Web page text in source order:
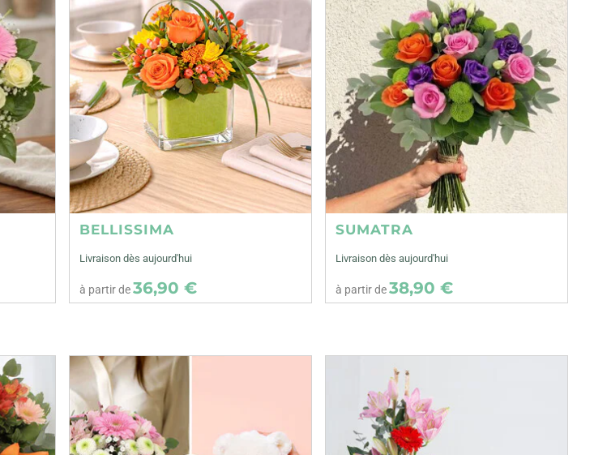
BELLISSIMA
Livraison dès aujourd'hui
à partir de36,90 €
SUMATRA
Livraison dès aujourd'hui
à partir de38,90 €